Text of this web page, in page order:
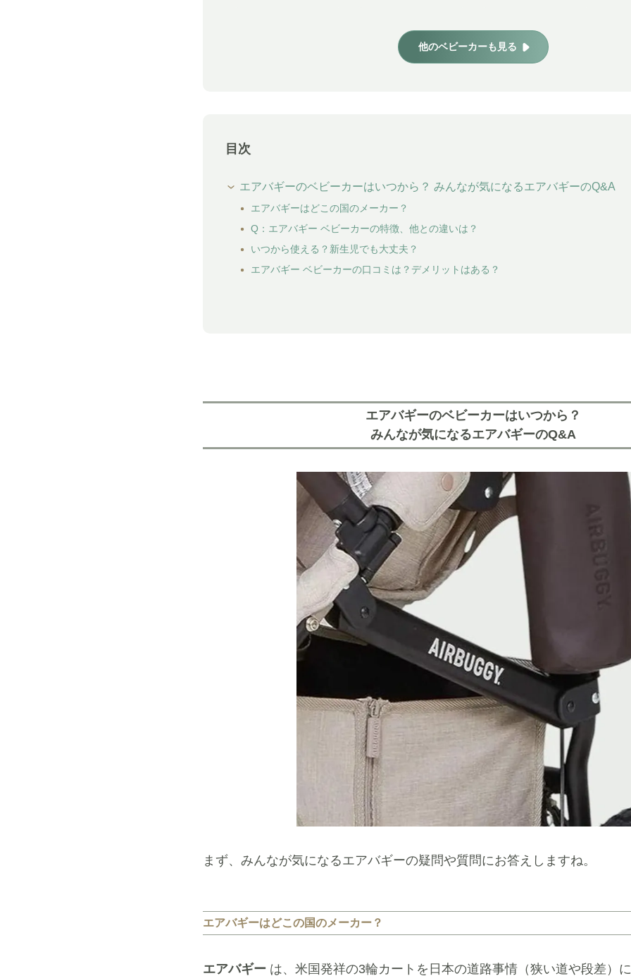
他のベビーカーも見る
目次
エアバギーのベビーカーはいつから？ みんなが気になるエアバギーのQ&A
エアバギーはどこの国のメーカー？
Q：エアバギー ベビーカーの特徴、他との違いは？
いつから使える？新生児でも大丈夫？
エアバギー ベビーカーの口コミは？デメリットはある？
エアバギーのベビーカーはいつから？
みんなが気になるエアバギーのQ&A
まず、みんなが気になるエアバギーの疑問や質問にお答えしますね。
エアバギーはどこの国のメーカー？
エアバギー は、米国発祥の3輪カートを日本の道路事情（狭い道や段差）